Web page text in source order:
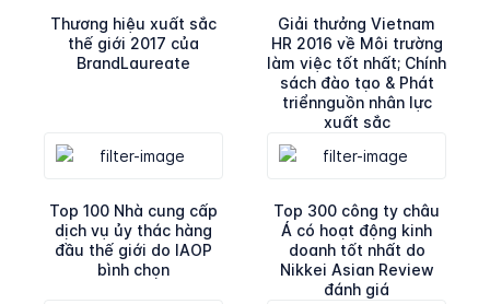
Thương hiệu xuất sắc
thế giới 2017 của
BrandLaureate
Giải thưởng Vietnam
HR 2016 về Môi trường
làm việc tốt nhất; Chính
sách đào tạo & Phát
triểnnguồn nhân lực
xuất sắc
Top 100 Nhà cung cấp
dịch vụ ủy thác hàng
đầu thế giới do IAOP
bình chọn
Top 300 công ty châu
Á có hoạt động kinh
doanh tốt nhất do
Nikkei Asian Review
đánh giá